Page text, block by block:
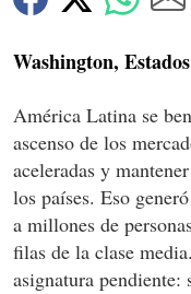
Washington,
América Latina se
ascenso de los
aceleradas y
los países. Eso
a millones de
filas de la clase
asignatura